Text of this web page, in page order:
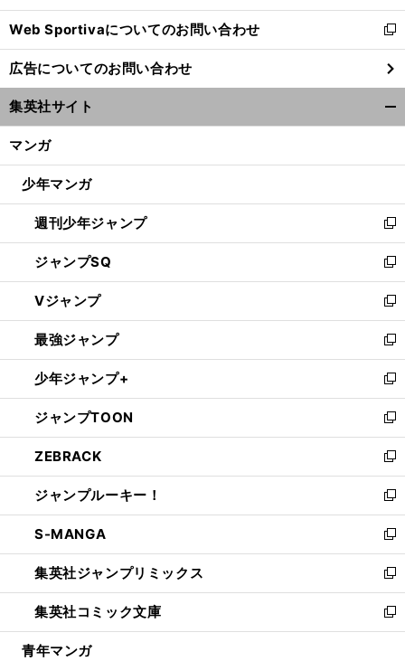
開
く
Web Sportivaについてのお問い合わせ
新
し
い
ウ
ィ
ン
ウ
開
く
広告についてのお問い合わせ
集英社サイト
マンガ
少年マンガ
週刊少年ジャンプ
新
し
い
ウ
ィ
ン
ド
ウ
で
開
く
ジャンプSQ
新
し
い
ウ
ィ
ン
ド
ウ
で
開
く
Vジャンプ
新
し
い
ウ
ィ
ン
ド
ウ
で
開
く
最強ジャンプ
新
し
い
ウ
ィ
ン
ド
ウ
で
開
く
少年ジャンプ+
新
し
い
ウ
ィ
ン
ド
ウ
で
開
く
ジャンプTOON
新
し
い
ウ
ィ
ン
ド
ウ
で
開
く
ZEBRACK
新
し
い
ウ
ィ
ン
ド
ウ
で
開
ジャンプルーキー！
新
し
い
ウ
ィ
ン
ド
ウ
S-MANGA
新
し
い
ウ
ィ
ン
集英社ジャンプリミックス
新
し
い
ウ
集英社コミック文庫
新
し
青年マンガ